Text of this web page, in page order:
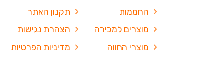
תקנון האתר
הצהרת נגישות
מדיניות הפרטיות
החממות
מוצרים למכירה
מוצרי החווה